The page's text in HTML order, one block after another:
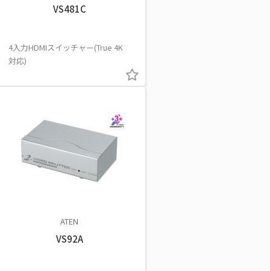
VS481C
4入力HDMIスイッチャー(True 4K
対応)
ATEN
VS92A